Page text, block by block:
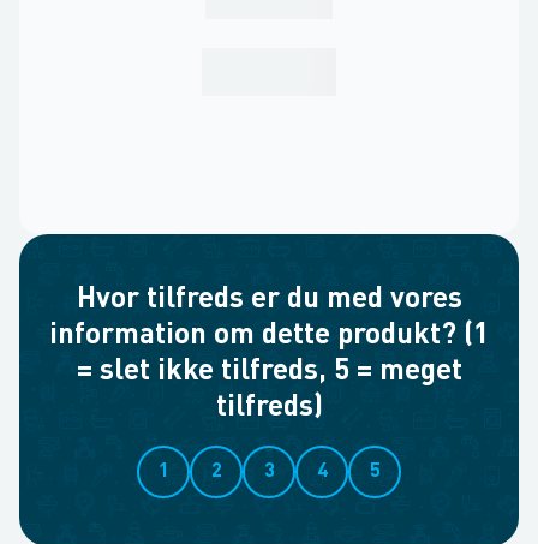
Hvor tilfreds er du med vores
information om dette produkt? (1
= slet ikke tilfreds, 5 = meget
tilfreds)
1 2 3 4 5